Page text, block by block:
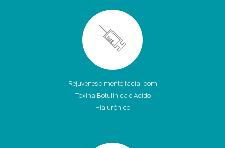
Rejuvenescimento facial com
Toxina Botulínica e Ácido
Hialurónico